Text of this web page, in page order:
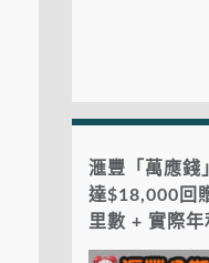
滙豐「萬應錢
達$18,000回
里數 + 實際年